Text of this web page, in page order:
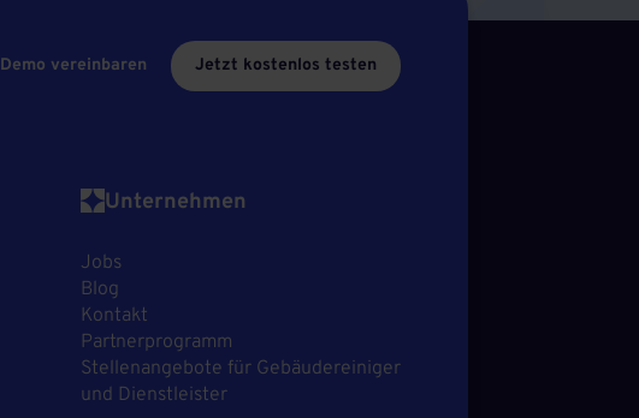
Demo vereinbaren Jetzt kostenlos testen
Unternehmen
Jobs
Blog
Kontakt
Partnerprogramm
Stellenangebote für Gebäudereiniger
und Dienstleister